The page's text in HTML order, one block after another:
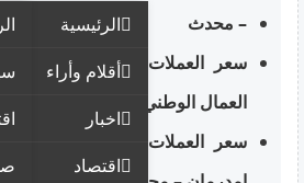
الرئيسية
أقلام وأراء
اخبار
اقتصاد
– محدث
سعر العملات أمام الجنيه
العمال الوطني – محدث
سعر العملات أمام الجنيه